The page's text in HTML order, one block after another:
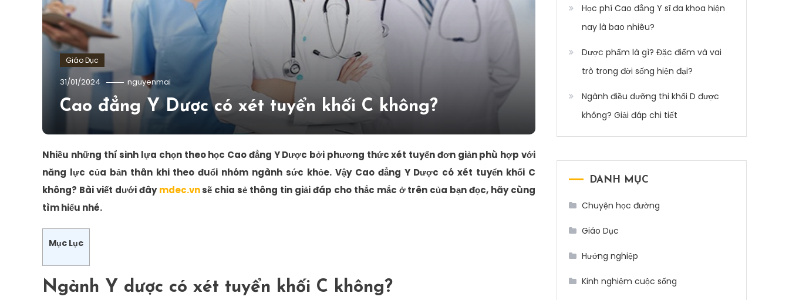
Giáo Dục
31/01/2024 nguyenmai
Cao đẳng Y Dược có xét tuyển khối C không?
Nhiều những thí sinh lựa chọn theo học Cao đẳng Y Dược bởi phương thức xét tuyển đơn giản phù hợp với
năng lực của bản thân khi theo đuổi nhóm ngành sức khỏe. Vậy Cao đẳng Y Dược có xét tuyển khối C
không? Bài viết dưới đâymdec.vnsẽ chia sẻ thông tin giải đáp cho thắc mắc ở trên của bạn đọc, hãy cùng
tìm hiểu nhé.
Mục Lục
Ngành Y dược có xét tuyển khối C không?
Học phí Cao đẳng Y sĩ đa khoa hiện
nay là bao nhiêu?
Dược phẩm là gì? Đặc điểm và vai
trò trong đời sống hiện đại?
Ngành điều dưỡng thi khối D được
không? Giải đáp chi tiết
DANH MỤC
Chuyện học đường
Giáo Dục
Hướng nghiệp
Kinh nghiệm cuộc sống